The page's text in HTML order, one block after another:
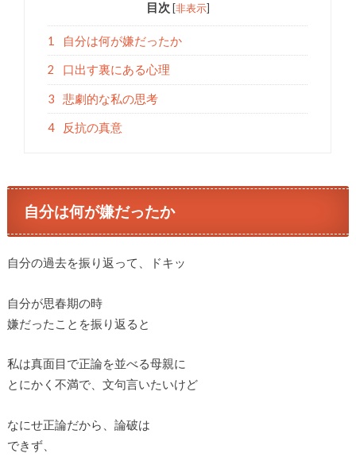
目次 [非表示]
1 自分は何が嫌だったか
2 口出す裏にある心理
3 悲劇的な私の思考
4 反抗の真意
自分は何が嫌だったか
自分の過去を振り返って、ドキッ
自分が思春期の時
嫌だったことを振り返ると
私は真面目で正論を並べる母親に
とにかく不満で、文句言いたいけど
なにせ正論だから、論破は
できず、